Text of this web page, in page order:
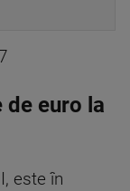
de euro la
este în